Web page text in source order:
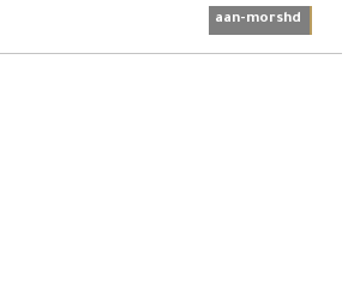
aan-morshd